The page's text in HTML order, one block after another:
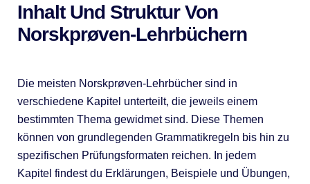
Inhalt Und Struktur Von
Norskprøven-Lehrbüchern
Die meisten Norskprøven-Lehrbücher sind in
verschiedene Kapitel unterteilt, die jeweils einem
bestimmten Thema gewidmet sind. Diese Themen
können von grundlegenden Grammatikregeln bis hin zu
spezifischen Prüfungsformaten reichen. In jedem
Kapitel findest du Erklärungen, Beispiele und Übungen,